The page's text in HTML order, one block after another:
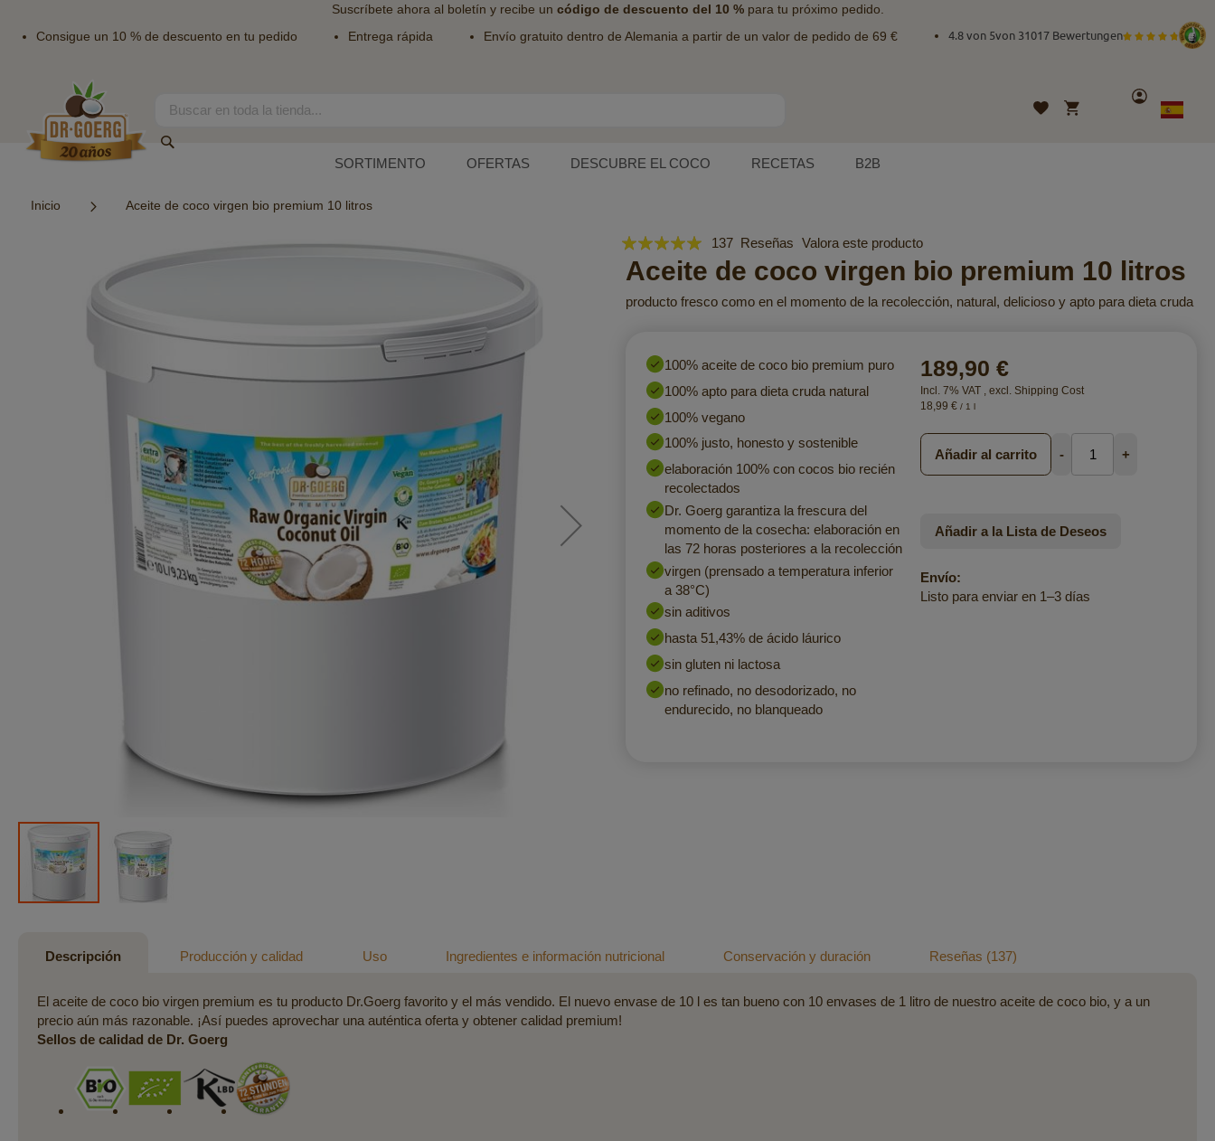
Suscríbete ahora al boletín y recibe un código de descuento del 10 %para tu próximo pedido.
Consigue un 10 % de descuento en tu pedido
Entrega rápida Envío gratuito dentro de Alemania a partir de un valor de pedido de 69 € 4.8 von 5von 31017 Bewertungen
contenido
Search
Lista
Mi cesta
Cuenta
Lenguaje
Spanish
SORTIMENTO OFERTAS DESCUBRE EL COCO RECETAS B2B
Inicio Aceite de coco virgen bio premium 10 litros
comienzo
galería
imágenes
Valoración:
% of 100
137 Reseñas Valora este producto
Aceite de coco virgen bio premium 10 litros
producto fresco como en el momento de la recolección, natural, delicioso y apto para dieta cruda
100% aceite de coco bio premium puro
100% apto para dieta cruda natural
100% vegano
100% justo, honesto y sostenible
elaboración 100% con cocos bio recién
recolectados
Dr. Goerg garantiza la frescura del
momento de la cosecha: elaboración en
las 72 horas posteriores a la recolección
virgen (prensado a temperatura inferior
a 38°C)
sin aditivos
hasta 51,43% de ácido láurico
sin gluten ni lactosa
no refinado, no desodorizado, no
endurecido, no blanqueado
189,90 €
Incl. 7% VAT , excl. Shipping Cost
18,99 € / 1 l
Añadir al carrito - +
Añadir a la Lista de Deseos
Envío:
Listo para enviar en 1–3 días
Descripción
El aceite de coco bio virgen premium es tu producto Dr.Goerg favorito y el más vendido. El nuevo envase de 10 l es tan bueno con 10 envases de 1 litro de nuestro aceite de coco bio, y a un
precio aún más razonable. ¡Así puedes aprovechar una auténtica oferta y obtener calidad premium!
Sellos de calidad de Dr. Goerg
Producción y calidad Uso Ingredientes e información nutricional Conservación y duración Reseñas 137